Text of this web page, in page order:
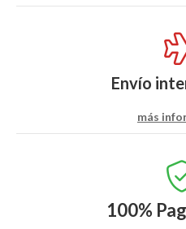
Envío
más
100%